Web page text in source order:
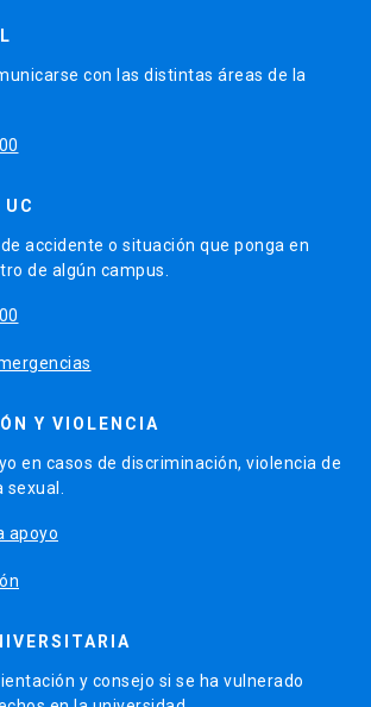
con las distintas áreas de la
UC
accidente o situación que ponga en
de algún campus.
Y VIOLENCIA
en casos de discriminación, violencia de
sexual.
apoyo
y consejo si se ha vulnerado